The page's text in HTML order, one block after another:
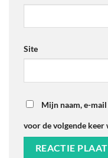
Site
Mijn naam, e-
voor de volgende keer